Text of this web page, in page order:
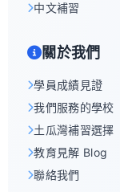
中文補習
關於我們
學員成績見證
我們服務的學校
土瓜灣補習選擇
教育見解 Blog
聯絡我們